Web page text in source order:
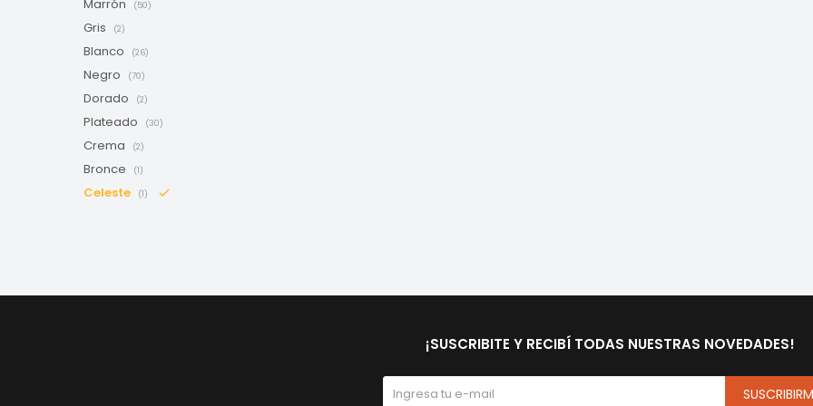
Marrón (50)
Gris (2)
Blanco (26)
Negro (70)
Dorado (2)
Plateado (30)
Crema (2)
Bronce (1)
Celeste (1)
¡SUSCRIBITE Y RECIBÍ TODAS NUESTRAS NOVEDADES!